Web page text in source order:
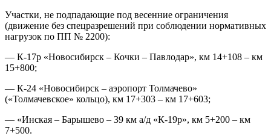
Участки, не подпадающие под весенние ограничения
(движение без спецразрешений при соблюдении нормативных
нагрузок по ПП № 2200):
— К-17р «Новосибирск – Кочки – Павлодар», км 14+108 – км
15+800;
— К-24 «Новосибирск – аэропорт Толмачево»
(«Толмачевское» кольцо), км 17+303 – км 17+603;
— «Инская – Барышево – 39 км а/д «К-19р», км 5+200 – км
7+500.